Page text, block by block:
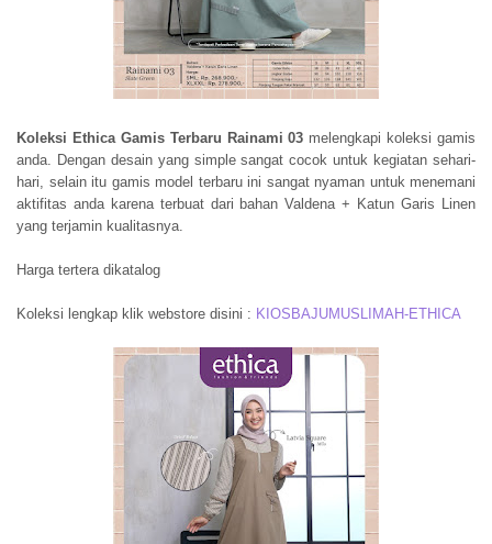
Koleksi Ethica Gamis Terbaru Rainami 03 melengkapi koleksi gamis
anda. Dengan desain yang simple sangat cocok untuk kegiatan sehari-
hari, selain itu gamis model terbaru ini sangat nyaman untuk menemani
aktifitas anda karena terbuat dari bahan Valdena + Katun Garis Linen
yang terjamin kualitasnya.
Harga tertera dikatalog
Koleksi lengkap klik webstore disini : KIOSBAJUMUSLIMAH-ETHICA